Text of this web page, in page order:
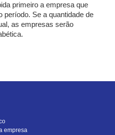
primeiro a empresa que
período. Se a quantidade de
as empresas serão
empresa